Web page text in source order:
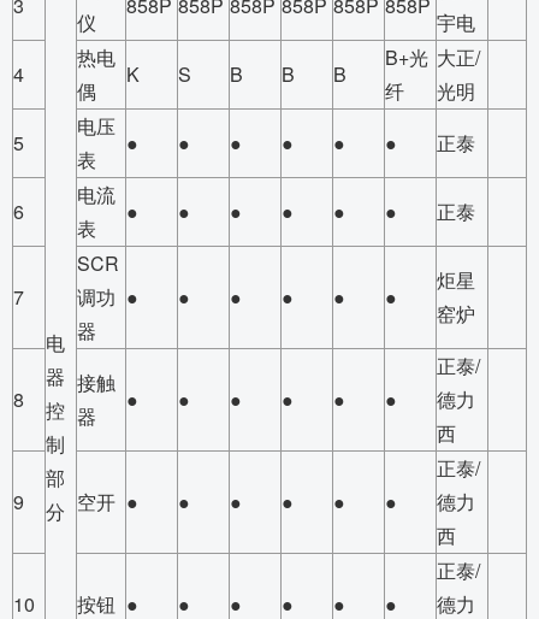
电
器
控
制
部
分
仪
宇电
4
热电
偶
K S B B B
B+光
纤
大正/
光明
5
电压
表
● ● ● ● ● ● 正泰
6
电流
表
● ● ● ● ● ● 正泰
7
SCR
调功
器
● ● ● ● ● ●
炬星
窑炉
8
接触
器
● ● ● ● ● ●
正泰/
德力
西
9 空开 ● ● ● ● ● ●
正泰/
德力
西
10 按钮 ● ● ● ● ● ●
正泰/
德力